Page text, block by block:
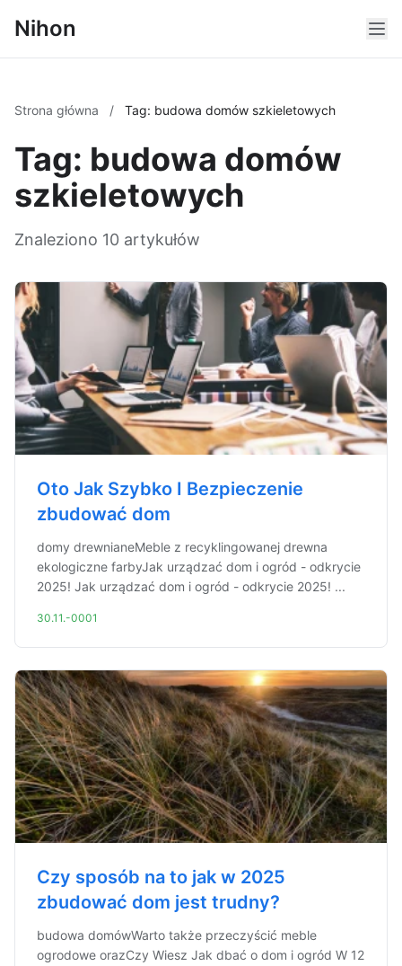
Nihon
Strona główna / Tag: budowa domów szkieletowych
Tag: budowa domów
szkieletowych
Znaleziono 10 artykułów
Oto Jak Szybko I Bezpieczenie
zbudować dom
domy drewnianeMeble z recyklingowanej drewna
ekologiczne farbyJak urządzać dom i ogród - odkrycie
2025! Jak urządzać dom i ogród - odkrycie 2025! ...
30.11.-0001
Czy sposób na to jak w 2025
zbudować dom jest trudny?
budowa domówWarto także przeczyścić meble
ogrodowe orazCzy Wiesz Jak dbać o dom i ogród W 12